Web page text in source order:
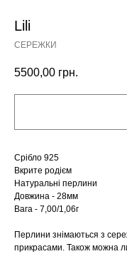
Lili
СЕРЕЖКИ
5500,00 грн.
Срібло 925
Вкрите родієм
Натуральні перлини
Довжина - 28мм
Вага - 7,00/1,06г
Перлини знімаються з
прикрасами. Також можна